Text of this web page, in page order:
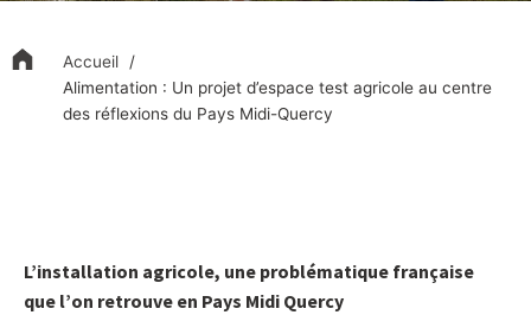
Accueil
Alimentation : Un projet d’espace test agricole au centre
des réflexions du Pays Midi-Quercy
L’installation agricole, une problématique française
que l’on retrouve en Pays Midi Quercy